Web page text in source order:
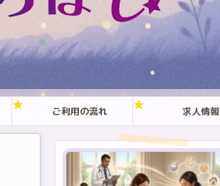
ご利用の流れ 求人情報